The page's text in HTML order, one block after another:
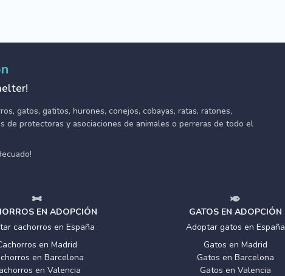
gatos, gatitos, hurones, conejos, cobayas, ratas, ratones,
de protectoras y asociaciones de animales o perreras de todo el
EN ADOPCIÓN
cachorros en España
en Madrid
en Barcelona
en Valencia
GATOS EN ADOPCIÓN
Adoptar gatos en España
Gatos en Madrid
Gatos en Barcelona
Gatos en Valencia